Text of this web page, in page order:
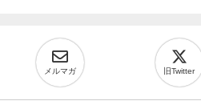
メルマガ 旧Twitter